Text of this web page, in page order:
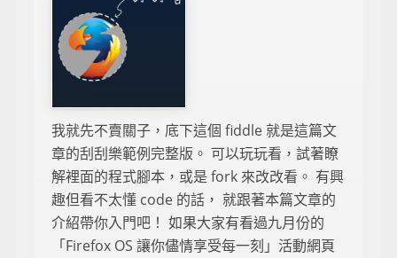
我就先不賣關子，底下這個 fiddle 就是這篇文
章的刮刮樂範例完整版。 可以玩玩看，試著瞭
解裡面的程式腳本，或是 fork 來改改看。 有興
趣但看不太懂 code 的話， 就跟著本篇文章的
介紹帶你入門吧！ 如果大家有看過九月份的
「Firefox OS 讓你儘情享受每一刻」活動網頁